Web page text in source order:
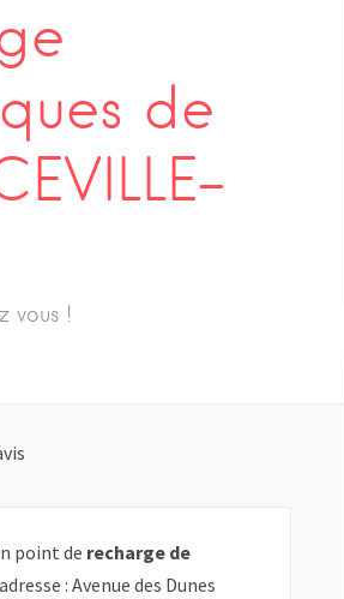
de
vous !
point de recharge de
: Avenue des Dunes